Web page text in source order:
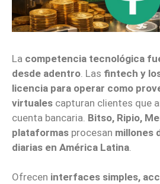
La competencia tecnológica
desde adentro . Las fintech y
licencia para operar como
virtuales capturan clientes que
cuenta bancaria. Bitso, Ripio,
plataformas procesan millones
diarias en América Latina
Ofrecen interfaces simples,